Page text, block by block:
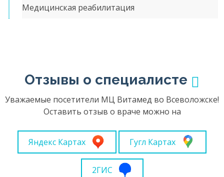
Медицинская реабилитация
Отзывы о специалисте
Уважаемые посетители МЦ Витамед во Всеволожске!
Оставить отзыв о враче можно на
Яндекс Картах Гугл Картах
2ГИС